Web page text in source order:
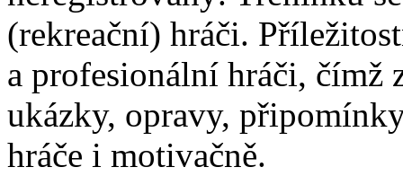
(rekreační) hráči.
a profesionální hráči,
ukázky, opravy,
hráče i motivačně.